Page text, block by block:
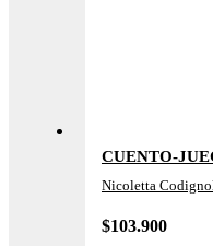
CUENTO-
Nicoletta
$103.900